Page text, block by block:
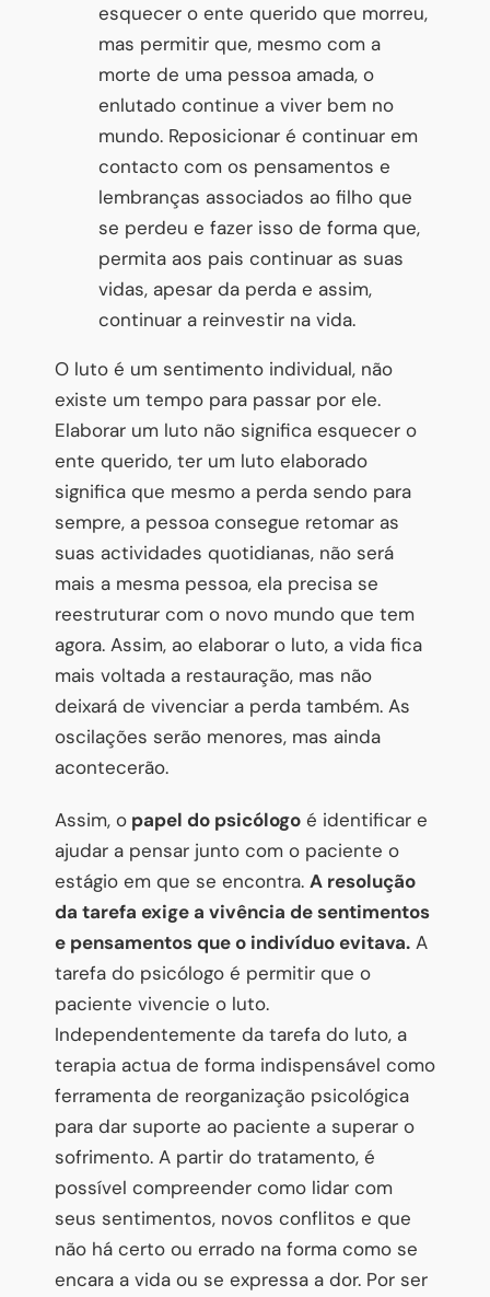
esquecer o ente querido que morreu,
mas permitir que, mesmo com a
morte de uma pessoa amada, o
enlutado continue a viver bem no
mundo. Reposicionar é continuar em
contacto com os pensamentos e
lembranças associados ao filho que
se perdeu e fazer isso de forma que,
permita aos pais continuar as suas
vidas, apesar da perda e assim,
continuar a reinvestir na vida.
O luto é um sentimento individual, não
existe um tempo para passar por ele.
Elaborar um luto não significa esquecer o
ente querido, ter um luto elaborado
significa que mesmo a perda sendo para
sempre, a pessoa consegue retomar as
suas actividades quotidianas, não será
mais a mesma pessoa, ela precisa se
reestruturar com o novo mundo que tem
agora. Assim, ao elaborar o luto, a vida fica
mais voltada a restauração, mas não
deixará de vivenciar a perda também. As
oscilações serão menores, mas ainda
acontecerão.
Assim, o papel do psicólogo é identificar e
ajudar a pensar junto com o paciente o
estágio em que se encontra. A resolução
da tarefa exige a vivência de sentimentos
e pensamentos que o indivíduo evitava. A
tarefa do psicólogo é permitir que o
paciente vivencie o luto.
Independentemente da tarefa do luto, a
terapia actua de forma indispensável como
ferramenta de reorganização psicológica
para dar suporte ao paciente a superar o
sofrimento. A partir do tratamento, é
possível compreender como lidar com
seus sentimentos, novos conflitos e que
não há certo ou errado na forma como se
encara a vida ou se expressa a dor. Por ser